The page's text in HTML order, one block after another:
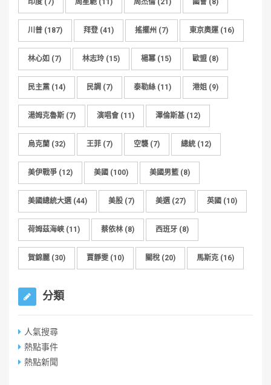
印度 (7) 周星馳 (11) 周杰倫 (21) 國會 (8)
川普 (187) 拜登 (41) 搖擺州 (7) 東京奧運(16)
林心如 (7) 林志玲 (15) 楊冪 (15) 歐盟 (8)
民主黨 (14) 民調 (7) 泰勒絲 (11) 港姐 (9)
湯姆克魯斯 (7) 演唱會 (11) 澤倫斯基 (12)
烏克蘭 (32) 王菲 (7) 空襲 (7) 總統 (12)
美伊戰爭 (12) 美國 (100) 美國男籃 (8)
美國總統大選(44) 美股 (7) 美選(27) 英國 (10)
荷姆茲海峽 (11) 蔡依林 (8) 西班牙 (8)
賀錦麗 (30) 賈靜雯 (10) 關稅 (20) 馬斯克 (16)
分類
人氣搜尋
熱點事件
熱點新聞